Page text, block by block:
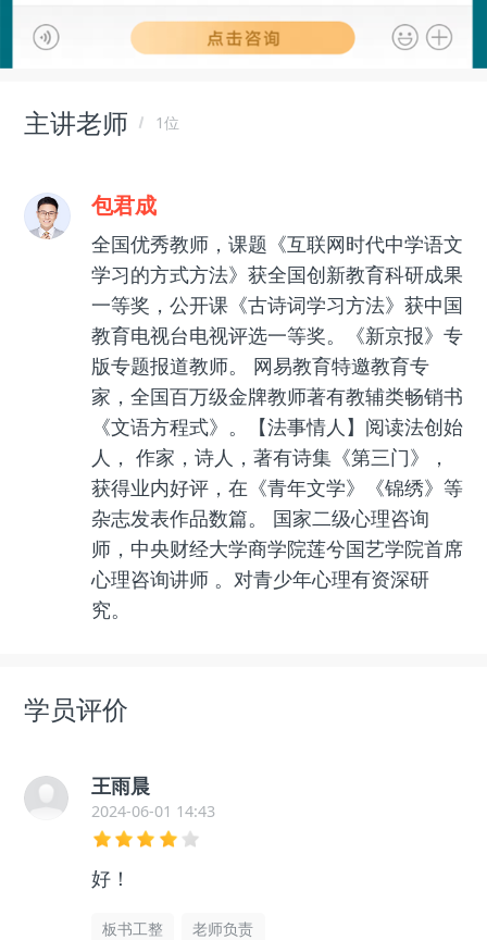
主讲老师 1位
包君成
全国优秀教师，课题《互联网时代中学语文
学习的方式方法》获全国创新教育科研成果
一等奖，公开课《古诗词学习方法》获中国
教育电视台电视评选一等奖。《新京报》专
版专题报道教师。 网易教育特邀教育专
家，全国百万级金牌教师著有教辅类畅销书
《文语方程式》。【法事情人】阅读法创始
人， 作家，诗人，著有诗集《第三门》，
获得业内好评，在《青年文学》《锦绣》等
杂志发表作品数篇。 国家二级心理咨询
师，中央财经大学商学院莲兮国艺学院首席
心理咨询讲师 。对青少年心理有资深研
究。
学员评价
王雨晨
2024-06-01 14:43
好！
板书工整 老师负责